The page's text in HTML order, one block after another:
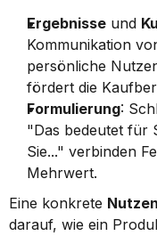
Ergebnisse und
Kommunikation
persönliche
fördert die
Formulierung:
"Das bedeutet für
Sie..." verbinden
Mehrwert.
Eine konkrete
darauf, wie ein